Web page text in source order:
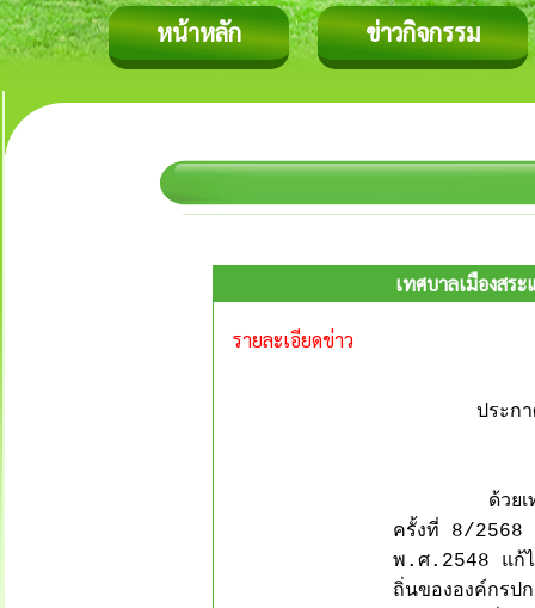
หน้าหลัก ข่าวกิจกรรม
เทศบาลเมืองสร
รายละเอียดข่าว
ประกาศใช้
ด้วยเทศบาล
ครั้งที่ 8/2568
พ.ศ.2548 แก้ไ
ถิ่นขององค์กรป